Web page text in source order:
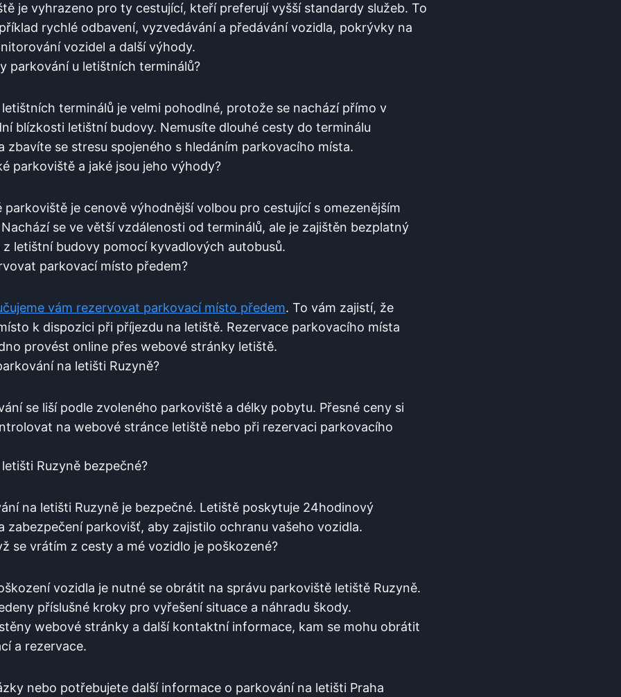
je vyhrazeno pro ty cestující,‍ kteří preferují vyšší standardy služeb. To
rychlé odbavení, vyzvedávání a⁢ předávání vozidla, pokrývky na
vozidel ⁤a další výhody.
parkování u⁤ letištních terminálů?
letištních terminálů je velmi pohodlné, ⁤protože se nachází ⁢přímo v
blízkosti letištní budovy. Nemusíte dlouhé​ cesty⁤ do terminálu
zbavíte ‌se stresu spojeného s hledáním parkovacího místa.
parkoviště a jaké jsou jeho ⁣výhody?
parkoviště je cenově výhodnější volbou pro cestující s omezenějším
se ve větší vzdálenosti od terminálů, ale je zajištěn bezplatný
z letištní budovy pomocí kyvadlových autobusů.
parkovací místo předem?
vám rezervovat parkovací místo předem. To vám zajistí, že
k dispozici při příjezdu‍ na letiště. Rezervace ⁤parkovacího místa
provést online přes webové stránky ​letiště.
na letišti Ruzyně?
se liší podle zvoleného parkoviště a délky pobytu. Přesné ceny si
na webové stránce letiště nebo při rezervaci parkovacího
Ruzyně bezpečné?
na letišti Ruzyně je bezpečné. Letiště poskytuje 24hodinový
zabezpečení parkovišť, aby zajistilo ochranu vašeho vozidla.
se vrátím z cesty a mé⁣ vozidlo je poškozené?
vozidla je nutné se obrátit na správu parkoviště letiště Ruzyně.
příslušné kroky pro vyřešení situace a náhradu škody.
webové stránky a další kontaktní informace,‍ kam se mohu obrátit
a rezervace.
nebo potřebujete další informace o parkování na letišti Praha